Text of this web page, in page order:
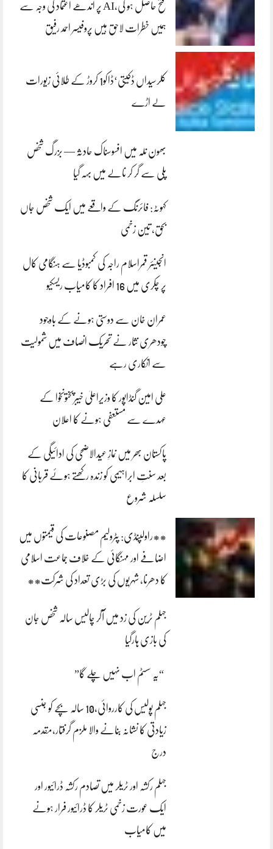
فتح حاصل ہو گی،AI پر اندھے اعتماد کی وجہ سے
ہمیں خطرات لاحق ہیں پروفیسر احمد رفیق
کلرسیداں ڈکیتی‘ڈاکو1 کروڑ کے طلائی زیورات
لے اڑے
بھون نلہ میں افسوسناک حادثہ — بزرگ شخص
پلی سے گر کر نالے میں بہہ گیا
کہوٹہ: فائرنگ کے واقعے میں ایک شخص جاں
بحق، تین زخمی
انجینئر قمراسلام راجہ کی کمبوڈیا سے ہنگامی کال
پر چکری میں 16 افراد کا کامیاب ریسکیو
عمران خان سے دوستی ہونے کے باوجود
چودھری نثار نے تحریک انصاف میں شمولیت
سے انکاری رہے
علی امین گنڈاپور کا وزیراعلیٰ خیبرپختونخوا کے
عہدے سے مستعفی ہونے کا اعلان
پاکستان بھر میں نمازِ عیدالاضحی کی ادائیگی کے
بعد سنتِ ابراہیمی کو زندہ رکھتے ہوئے قربانی کا
سلسلہ شروع
**راولپنڈی: پٹرولیم مصنوعات کی قیمتوں میں
اضافے اور مہنگائی کے خلاف جماعت اسلامی
کا دھرنا، شہریوں کی بڑی تعداد کی شرکت**
جہلم ٹرین کی زد میں آکر چالیس سالہ شخص جان
کی بازی ہارگیا
“یہ سسٹم اب نہیں چلے گا”
جہلم پولیس کی کارروائی،10 سالہ بچے کو جنسی
زیادتی کا نشانہ بنانے والا ملزم گرفتار،مقدمہ
درج
جہلم رکشہ اور ٹریلر میں تصادم رکشہ ڈرائیور اور
ایک عورت زخمی ٹریلر کا ڈرائیور فرار ہونے
میں کامیاب